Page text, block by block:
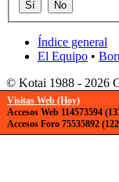
Índice general
El Equipo •
© Kotai 1988 - 2026
Visitas Web (Hoy)
Accesos Web 114573594
Accesos Foro 75535892